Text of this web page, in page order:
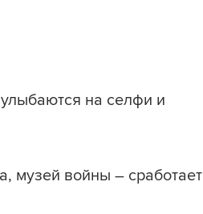
на селфи и
музей войны – сработает